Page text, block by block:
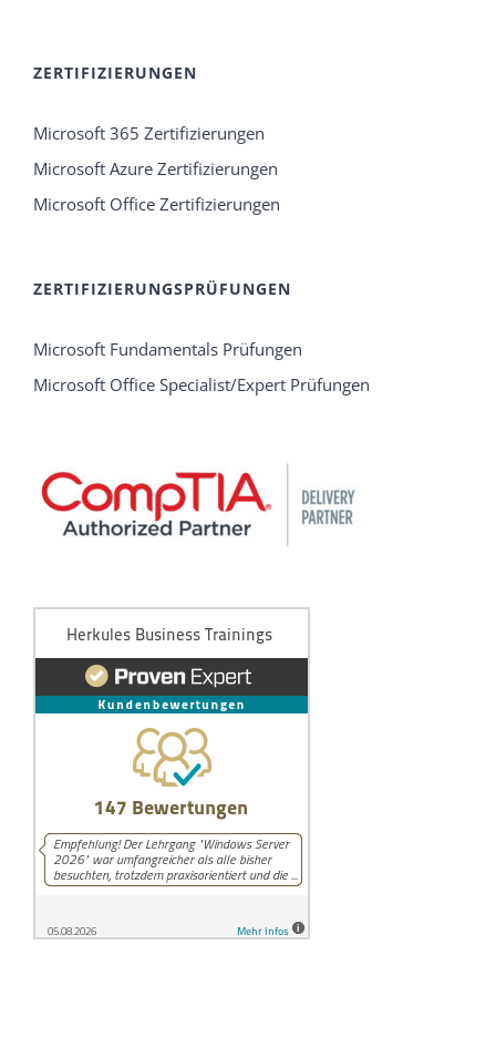
ZERTIFIZIERUNGEN
Microsoft 365 Zertifizierungen
Microsoft Azure Zertifizierungen
Microsoft Office Zertifizierungen
ZERTIFIZIERUNGSPRÜFUNGEN
Microsoft Fundamentals Prüfungen
Microsoft Office Specialist/Expert Prüfungen